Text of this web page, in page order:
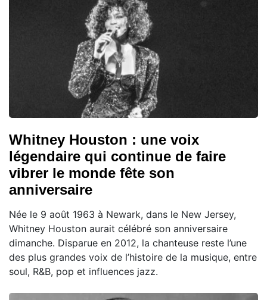
Whitney Houston : une voix
légendaire qui continue de faire
vibrer le monde fête son
anniversaire
Née le 9 août 1963 à Newark, dans le New Jersey,
Whitney Houston aurait célébré son anniversaire
dimanche. Disparue en 2012, la chanteuse reste l’une
des plus grandes voix de l’histoire de la musique, entre
soul, R&B, pop et influences jazz.